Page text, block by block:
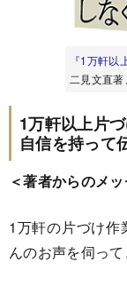
『1万軒以
二見文直
1万軒以上片
自信を持って
＜著者からのメ
1万軒の片づけ作
んのお声を伺って